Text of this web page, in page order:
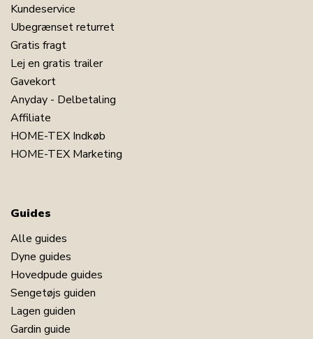
Kundeservice
Ubegrænset returret
Gratis fragt
Lej en gratis trailer
Gavekort
Anyday - Delbetaling
Affiliate
HOME-TEX Indkøb
HOME-TEX Marketing
Guides
Alle guides
Dyne guides
Hovedpude guides
Sengetøjs guiden
Lagen guiden
Gardin guide